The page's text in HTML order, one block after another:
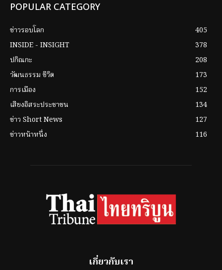
POPULAR CATEGORY
ข่าวรอบโลก
405
INSIDE - INSIGHT
378
ปกิณกะ
208
วัฒนธรรม ชีวิต
173
การเมือง
152
เสียงอิสระประชาชน
134
ข่าว Short News
127
ข่าวหน้าหนึ่ง
116
เกี่ยวกับเรา